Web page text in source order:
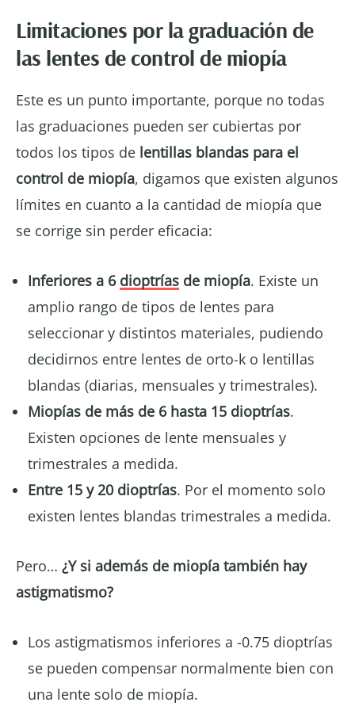
Limitaciones por la graduación de
las lentes de control de miopía
Este es un punto importante, porque no todas
las graduaciones pueden ser cubiertas por
todos los tipos de lentillas blandas para el
control de miopía, digamos que existen algunos
límites en cuanto a la cantidad de miopía que
se corrige sin perder eficacia:
Inferiores a 6 dioptrías de miopía. Existe un
amplio rango de tipos de lentes para
seleccionar y distintos materiales, pudiendo
decidirnos entre lentes de orto-k o lentillas
blandas (diarias, mensuales y trimestrales).
Miopías de más de 6 hasta 15 dioptrías.
Existen opciones de lente mensuales y
trimestrales a medida.
Entre 15 y 20 dioptrías. Por el momento solo
existen lentes blandas trimestrales a medida.
Pero… ¿Y si además de miopía también hay
astigmatismo?
Los astigmatismos inferiores a -0.75 dioptrías
se pueden compensar normalmente bien con
una lente solo de miopía.